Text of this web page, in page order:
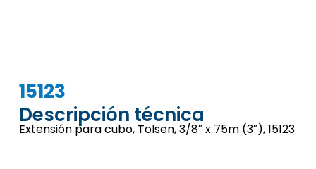
15123
Descripción técnica
Extensión para cubo, Tolsen, 3/8″ x 75m (3″), 15123